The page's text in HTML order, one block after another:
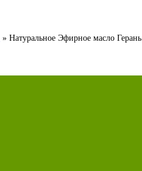
» Натуральное Эфирное масло Герань